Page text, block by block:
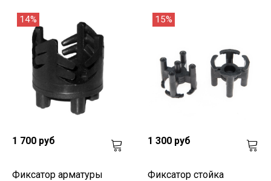
14%
1 700 руб
Фиксатор арматуры
15%
1 300 руб
Фиксатор стойка